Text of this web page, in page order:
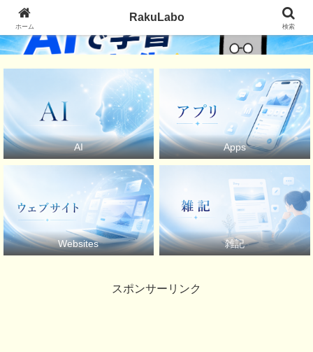
AI Apps
Websites 雑記
スポンサーリンク
ホーム
RakuLabo
検索